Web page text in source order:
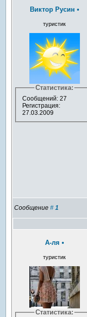
Виктор Русин •
туристик
Статистика:
Сообщений: 27
Регистрация:
27.03.2009
Сообщение#1
А-ля •
туристик
Статистика: